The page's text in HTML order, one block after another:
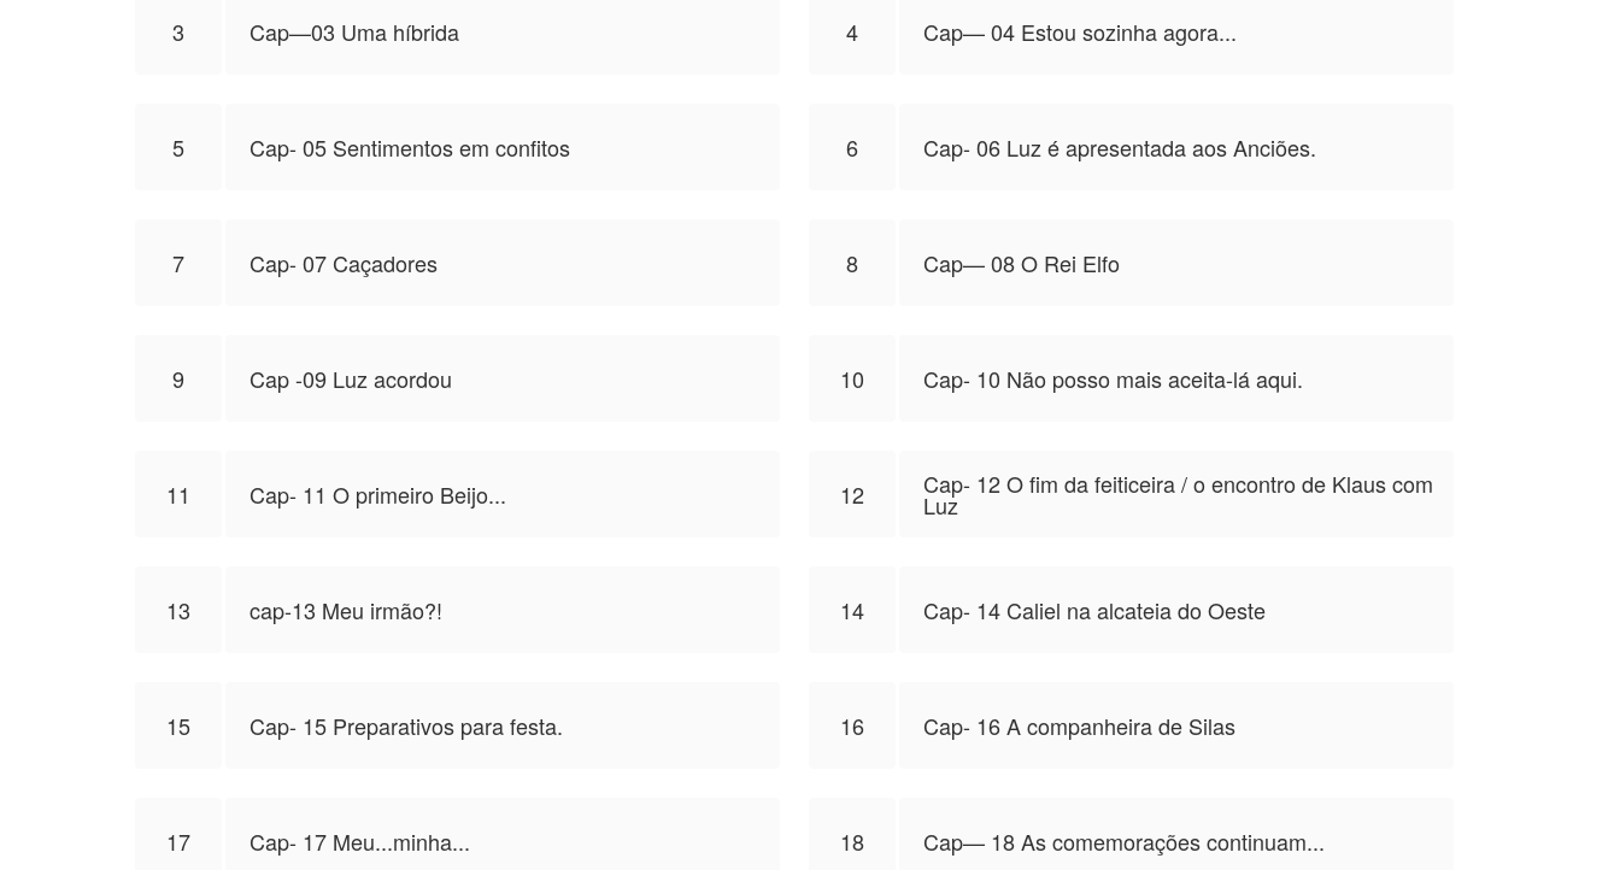
3 Cap—03 Uma híbrida 4 Cap— 04 Estou sozinha agora...
5 Cap- 05 Sentimentos em confitos 6 Cap- 06 Luz é apresentada aos Anciões.
7 Cap- 07 Caçadores 8 Cap— 08 O Rei Elfo
9 Cap -09 Luz acordou 10 Cap- 10 Não posso mais aceita-lá aqui.
11 Cap- 11 O primeiro Beijo... 12 Cap- 12 O fim da feiticeira / o encontro de Klaus com
Luz
13 cap-13 Meu irmão?! 14 Cap- 14 Caliel na alcateia do Oeste
15 Cap- 15 Preparativos para festa. 16 Cap- 16 A companheira de Silas
17 Cap- 17 Meu...minha... 18 Cap— 18 As comemorações continuam...